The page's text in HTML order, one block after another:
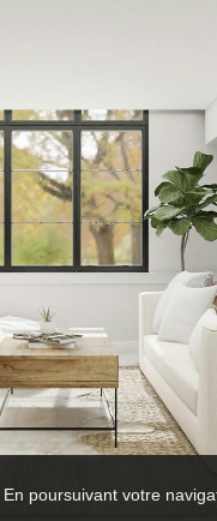
poursuivant votre